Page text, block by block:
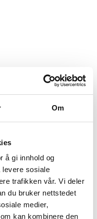
Om
å gi innhold og
levere sosiale
trafikken vår. Vi deler
du bruker nettstedet
medier,
kan kombinere den
IR beste
2018 – IR beste